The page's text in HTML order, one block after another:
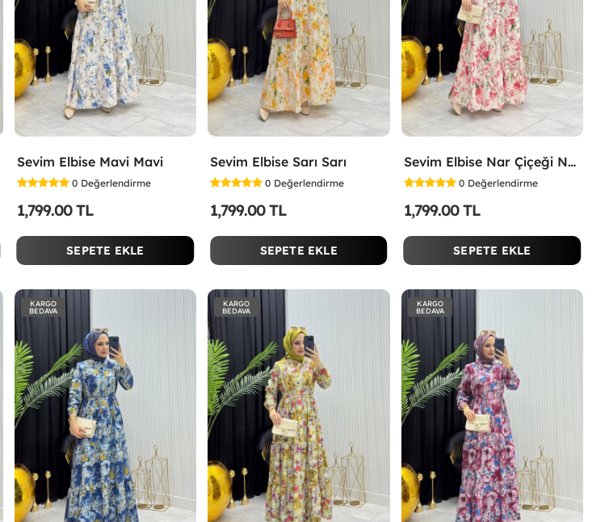
Sevim Elbise Mavi Mavi
0 Değerlendirme
1,799.00 TL
SEPETE EKLE
Sevim Elbise Sarı Sarı
0 Değerlendirme
1,799.00 TL
SEPETE EKLE
Sevim Elbise Nar Çiçeği Nar Çiçeği
0 Değerlendirme
1,799.00 TL
SEPETE EKLE
KARGO
BEDAVA
KARGO
BEDAVA
KARGO
BEDAVA